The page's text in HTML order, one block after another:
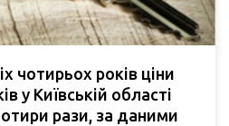
чотирьох років ціни
у Київській області
рази, за даними